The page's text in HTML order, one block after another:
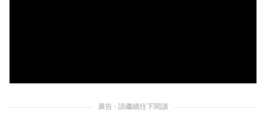
廣告 - 請繼續往下閱讀